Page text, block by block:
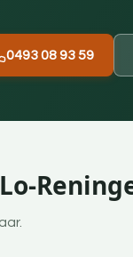
0493 08 93 59